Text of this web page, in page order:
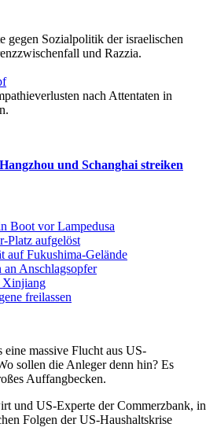
gegen Sozialpolitik der israelischen
und Razzia.
nach Attentaten in
und Schanghai streiken
Boot vor Lampedusa
Platz aufgelöst
auf Fukushima-Gelände
Anschlagsopfer
Xinjiang
freilassen
eine massive Flucht aus US-
sollen die Anleger denn hin? Es
Auffangbecken.
und US-Experte der Commerzbank, in
Folgen der US-Haushaltskrise